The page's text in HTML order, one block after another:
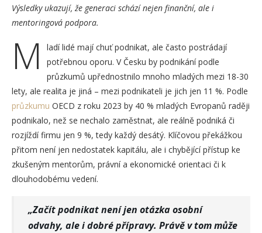
Výsledky ukazují, že generaci schází nejen finanční, ale i
mentoringová podpora.
M
ladí lidé mají chuť podnikat, ale často postrádají
potřebnou oporu. V Česku by podnikání podle
průzkumů upřednostnilo mnoho mladých mezi 18-30
lety, ale realita je jiná – mezi podnikateli je jich jen 11 %. Podle
průzkumu OECD z roku 2023 by 40 % mladých Evropanů raději
podnikalo, než se nechalo zaměstnat, ale reálně podniká či
rozjíždí firmu jen 9 %, tedy každý desátý. Klíčovou překážkou
přitom není jen nedostatek kapitálu, ale i chybějící přístup ke
zkušeným mentorům, právní a ekonomické orientaci či k
dlouhodobému vedení.
„Začít podnikat není jen otázka osobní
odvahy, ale i dobré přípravy. Právě v tom může